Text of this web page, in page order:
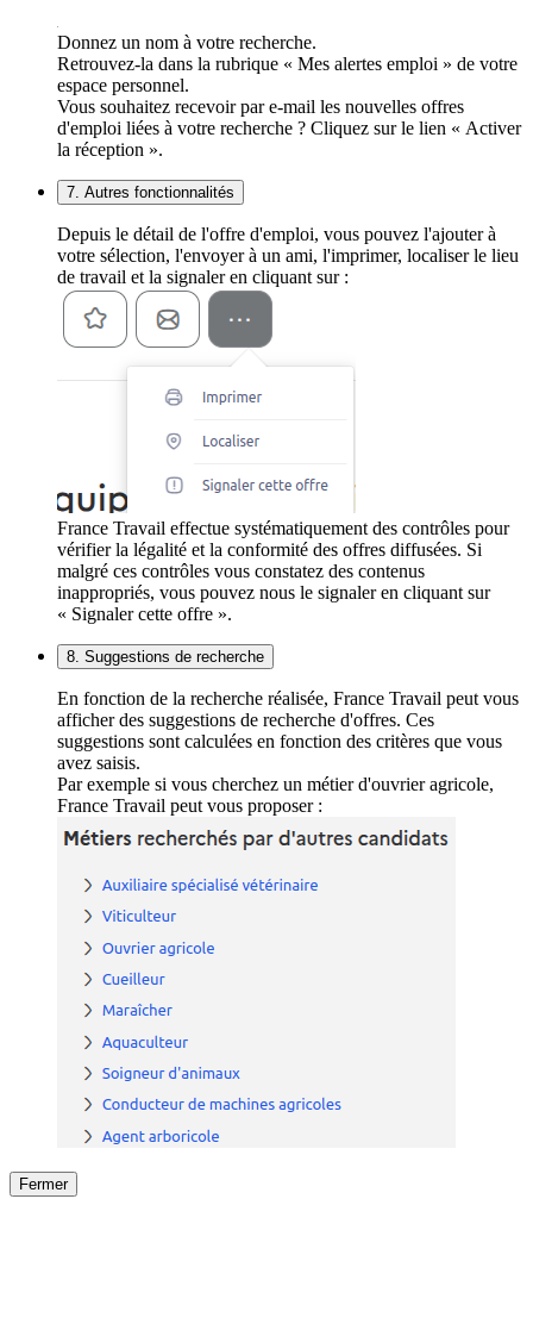
Donnez un nom à votre recherche.
Retrouvez-la dans la rubrique « Mes alertes emploi » de votre
espace personnel.
Vous souhaitez recevoir par e-mail les nouvelles offres
d'emploi liées à votre recherche ? Cliquez sur le lien « Activer
la réception ».
7. Autres fonctionnalités
Depuis le détail de l'offre d'emploi, vous pouvez l'ajouter à
votre sélection, l'envoyer à un ami, l'imprimer, localiser le lieu
de travail et la signaler en cliquant sur :
France Travail effectue systématiquement des contrôles pour
vérifier la légalité et la conformité des offres diffusées. Si
malgré ces contrôles vous constatez des contenus
inappropriés, vous pouvez nous le signaler en cliquant sur
« Signaler cette offre ».
8. Suggestions de recherche
En fonction de la recherche réalisée, France Travail peut vous
afficher des suggestions de recherche d'offres. Ces
suggestions sont calculées en fonction des critères que vous
avez saisis.
Par exemple si vous cherchez un métier d'ouvrier agricole,
France Travail peut vous proposer :
Fermer